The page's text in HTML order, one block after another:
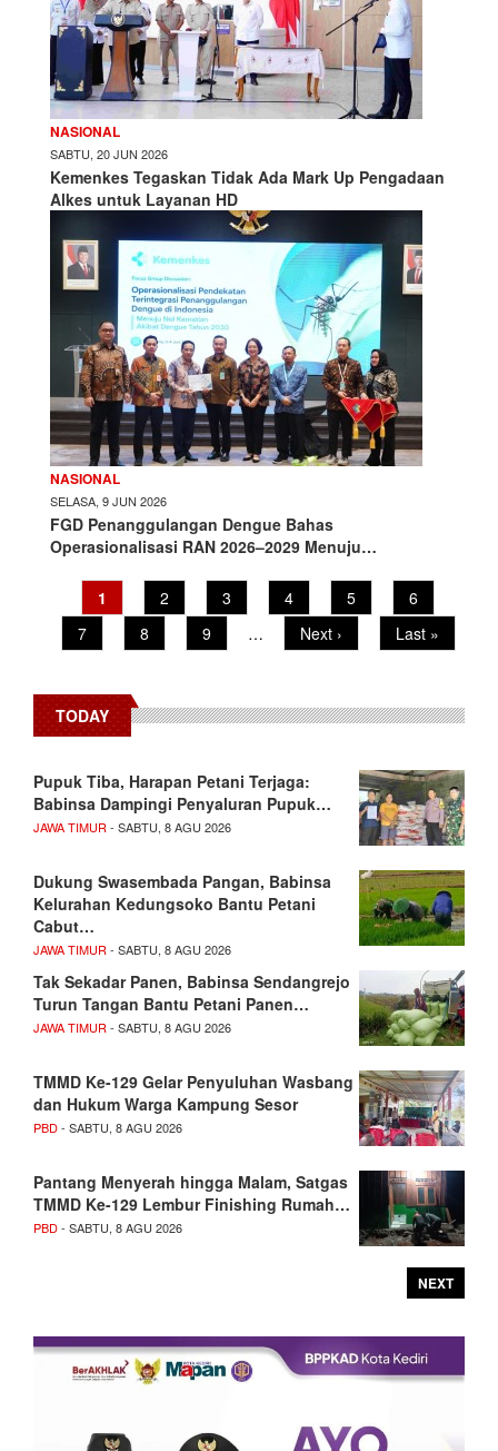
NASIONAL
SABTU, 20 JUN 2026
Kemenkes Tegaskan Tidak Ada Mark Up Pengadaan
Alkes untuk Layanan HD
NASIONAL
SELASA, 9 JUN 2026
FGD Penanggulangan Dengue Bahas
Operasionalisasi RAN 2026–2029 Menuju…
PaginationCurrent
page
1 Page
2 Page
3 Page
4 Page
5 Page
6
Page
7 Page
8 Page
9 …
Next
page
Next ›
Last
page
Last »
TODAY
Pupuk Tiba, Harapan Petani Terjaga:
Babinsa Dampingi Penyaluran Pupuk…
JAWA TIMUR - SABTU, 8 AGU 2026
Dukung Swasembada Pangan, Babinsa
Kelurahan Kedungsoko Bantu Petani
Cabut…
JAWA TIMUR - SABTU, 8 AGU 2026
Tak Sekadar Panen, Babinsa Sendangrejo
Turun Tangan Bantu Petani Panen…
JAWA TIMUR - SABTU, 8 AGU 2026
TMMD Ke-129 Gelar Penyuluhan Wasbang
dan Hukum Warga Kampung Sesor
PBD- SABTU, 8 AGU 2026
Pantang Menyerah hingga Malam, Satgas
TMMD Ke-129 Lembur Finishing Rumah…
PBD- SABTU, 8 AGU 2026
NEXT